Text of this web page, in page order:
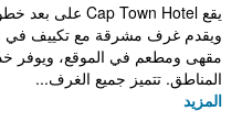
ويقدم غرف مشرقة مع تكييف في
مقهى ومطعم في الموقع، ويوفر
المناطق. تتميز جميع الغرف...
المزيد